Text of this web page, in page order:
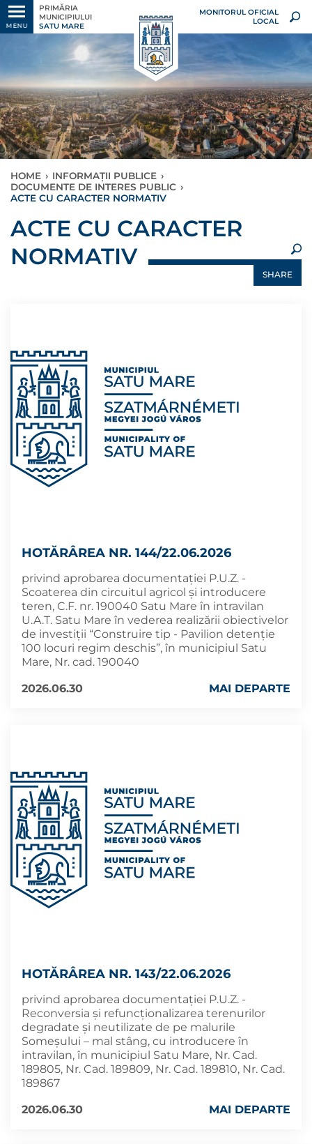
MENU
PRIMĂRIA
MUNICIPIULUI
SATU MARE
MONITORUL OFICIAL
LOCAL
HOME › INFORMAȚII PUBLICE ›
DOCUMENTE DE INTERES PUBLIC ›
ACTE CU CARACTER NORMATIV
ACTE CU CARACTER
NORMATIV
SHARE
HOTĂRÂREA NR. 144/22.06.2026
privind aprobarea documentației P.U.Z. -
Scoaterea din circuitul agricol și introducere
teren, C.F. nr. 190040 Satu Mare în intravilan
U.A.T. Satu Mare în vederea realizării obiectivelor
de investiții “Construire tip - Pavilion detenție
100 locuri regim deschis”, în municipiul Satu
Mare, Nr. cad. 190040
2026.06.30
MAI DEPARTE
HOTĂRÂREA NR. 143/22.06.2026
privind aprobarea documentației P.U.Z. -
Reconversia și refuncționalizarea terenurilor
degradate și neutilizate de pe malurile
Someșului – mal stâng, cu introducere în
intravilan, în municipiul Satu Mare, Nr. Cad.
189805, Nr. Cad. 189809, Nr. Cad. 189810, Nr. Cad.
189867
2026.06.30
MAI DEPARTE